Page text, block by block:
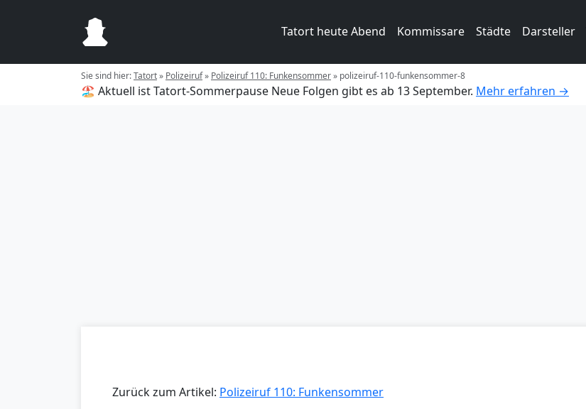
Tatort heute Abend Kommissare Städte Darsteller
Sie sind hier:Tatort» Polizeiruf» Polizeiruf 110: Funkensommer» polizeiruf-110-funkensommer-8
🏖️ Aktuell ist Tatort-Sommerpause Neue Folgen gibt es ab 13 September. Mehr erfahren →
Zurück zum Artikel: Polizeiruf 110: Funkensommer